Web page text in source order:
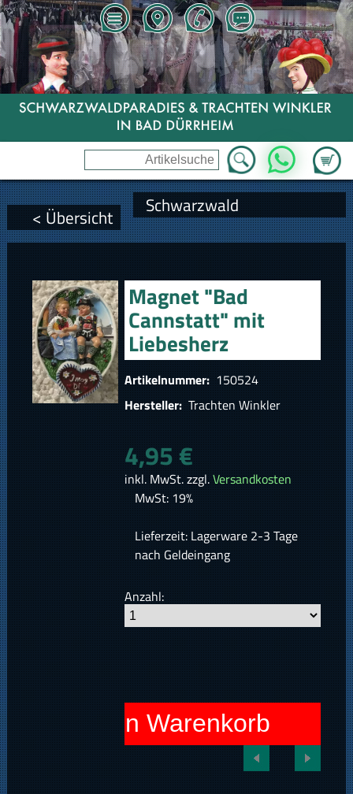
Zum
WhatsApp
< Übersicht Schwarzwald
Magnet "Bad
Cannstatt" mit
Liebesherz
Artikelnummer: 150524
Hersteller: Trachten Winkler
4,95 €
inkl. MwSt. zzgl.Versandkosten
MwSt: 19%
Lieferzeit: Lagerware 2-3 Tage
nach Geldeingang
Anzahl:
In den Warenkorb